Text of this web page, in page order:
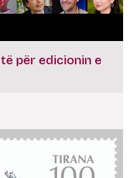
për edicionin e